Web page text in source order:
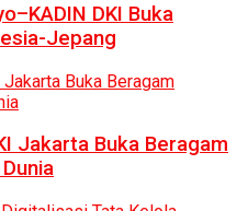
DKI Buka
Jepang
Jakarta Buka Beragam